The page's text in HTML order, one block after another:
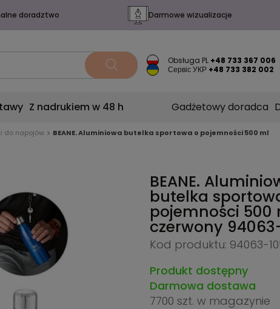
doradztwo Darmowe wizualizacje
Obsługa PL +48 733 367 006
Сервіс УКР +48 733 382 002
Z nadrukiem w 48 h Gadżetowy doradca
do napojów BEANE. Aluminiowa butelka sportowa o pojemności 500 ml
BEANE.
butelka
pojemności 500
czerwony
Kod produktu: 94063-
Produkt dostępny
Darmowa dostawa
7700 szt. w magazynie